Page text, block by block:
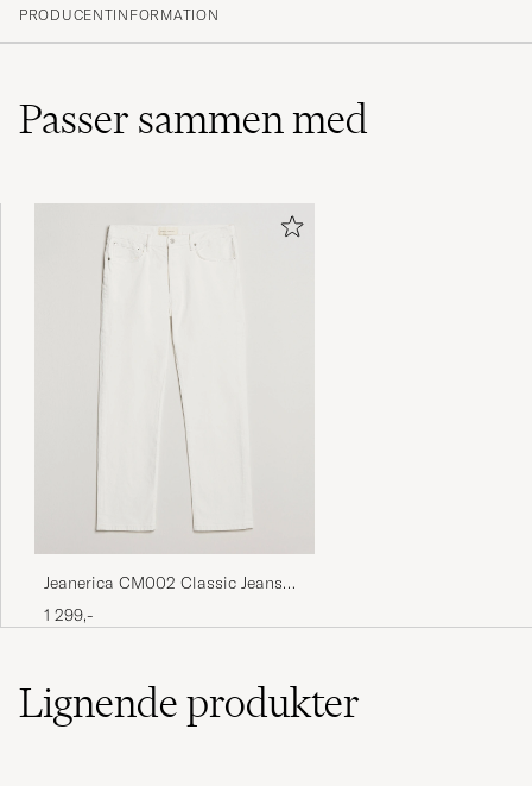
(28)
(2)
veldig fornøyd. Jeg ligger ofte mellom L og XL i
skjorter, gikk opp til en XL her, det var nok et
riktig valg.
JØRGEN F KØBTE PÅ CAREOFCARL.NO
Paidan malli on hyvä; kaulus voisi olla hieman
korkeampi - takanappi puuttuu.
Puuvillakangas tuntuu varsin ohuelta, mutta
kelpaa. Väri on hyvä ja sellainen, jota odotin
SEPPO A KØBTE PÅ CAREOFCARL.FI
PRODUCENTINFORMATION
Passer sammen med
Jeanerica CM002 Classic Jeans
Natural White
1 299,-
Lignendeprodukter